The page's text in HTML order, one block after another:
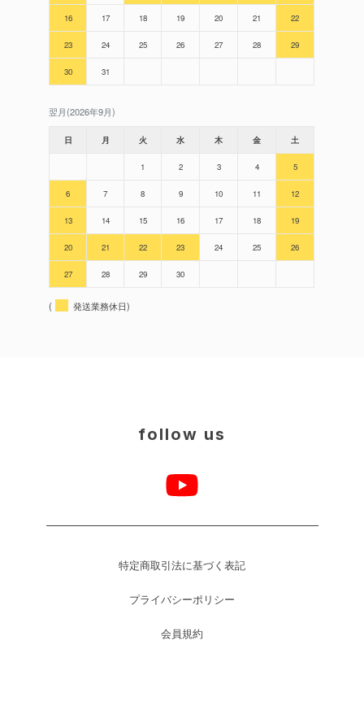
16 17 18 19 20 21 22
23 24 25 26 27 28 29
30 31
翌月(2026年9月)
日 月 火 水 木 金 土
1 2 3 4 5
6 7 8 9 10 11 12
13 14 15 16 17 18 19
20 21 22 23 24 25 26
27 28 29 30
( 発送業務休日)
follow us
特定商取引法に基づく表記
プライバシーポリシー
会員規約